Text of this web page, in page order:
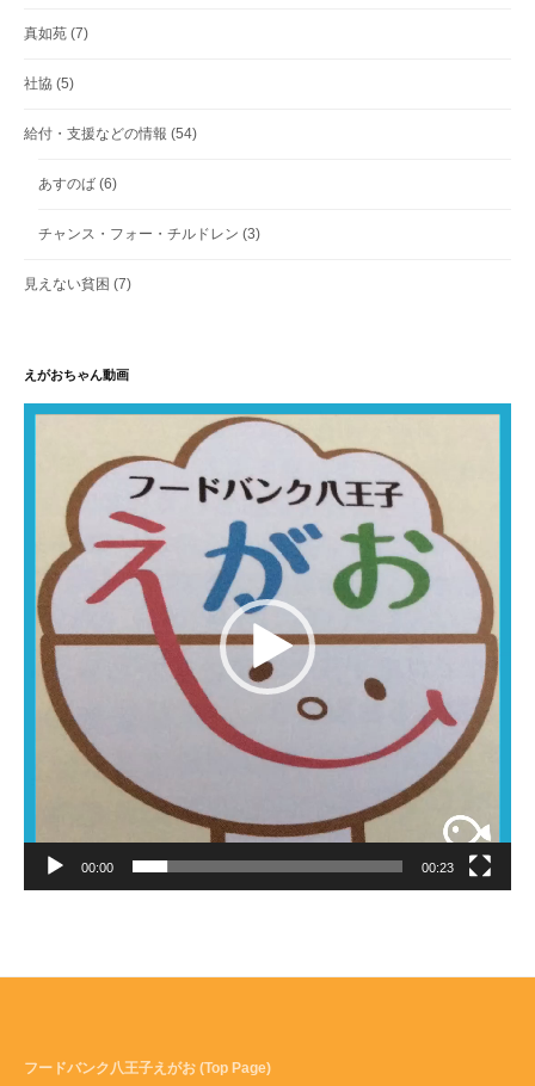
真如苑 (7)
社協 (5)
給付・支援などの情報 (54)
あすのば (6)
チャンス・フォー・チルドレン (3)
見えない貧困 (7)
えがおちゃん動画
動
00:00 00:23
フードバンク八王子えがお (Top Page)